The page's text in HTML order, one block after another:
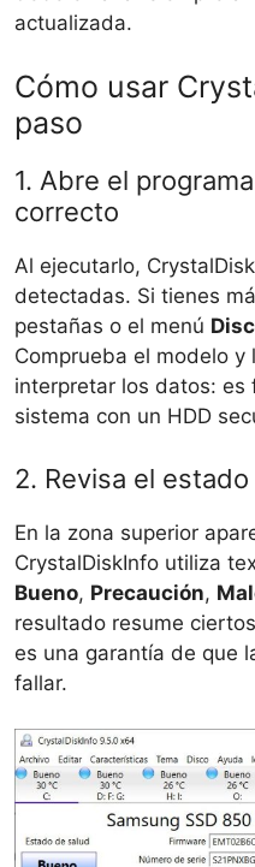
actualizada.
Cómo usar
paso
1. Abre el
correcto
Al ejecutarlo,
detectadas. Si tienes
pestañas o el menú
Comprueba el modelo
interpretar los datos: es
sistema con un HDD
2. Revisa el
En la zona superior
CrystalDiskInfo utiliza
Bueno, Precaución,
resultado resume
es una garantía de que
fallar.